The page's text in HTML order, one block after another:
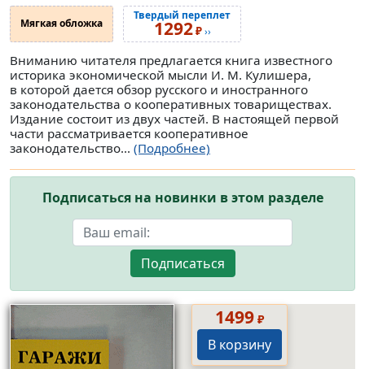
Мягкая обложка
Твердый переплет
1292₽››
Вниманию читателя предлагается книга известного
историка экономической мысли И. М. Кулишера,
в которой дается обзор русского и иностранного
законодательства о кооперативных товариществах.
Издание состоит из двух частей. В настоящей первой
части рассматривается кооперативное
законодательство... (Подробнее)
Подписаться на новинки в этом разделе
Подписаться
1499₽
В корзину